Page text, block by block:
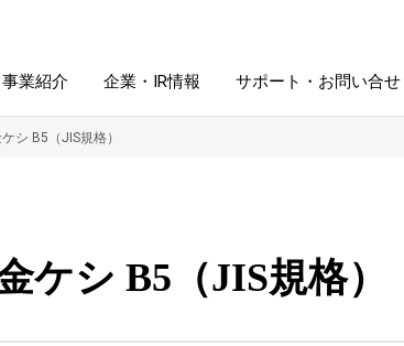
ファイル・
ホルダー用品
校ソリューション
事業紹介 企業・IR情報
革
サポート・お問い合せ
シ B5（JIS規格）
ケシ B5（JIS規格）